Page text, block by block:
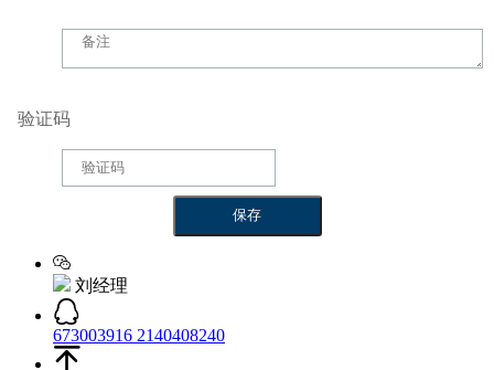
验证码
刘经理
673003916 2140408240